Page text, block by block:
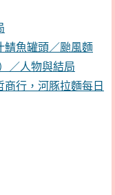
鯖魚罐頭／颱風麵
／人物與結局
行，河豚拉麵每日